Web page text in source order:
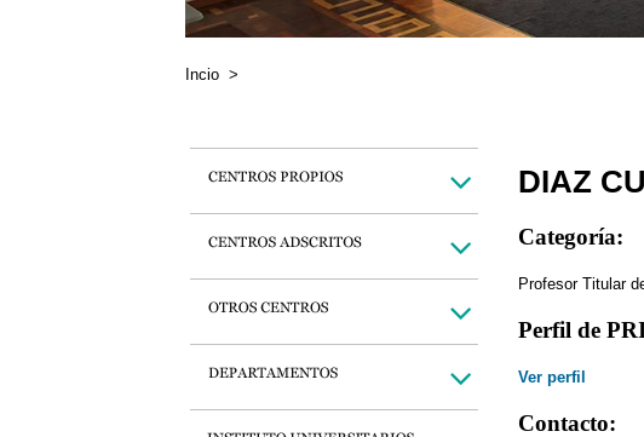
Incio >
DIAZ
Categoría:
Profesor Titular
Perfil de
Ver perfil
Contacto: